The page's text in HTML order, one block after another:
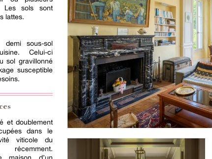
Les sols sont
lattes.
sous-sol
Celui-ci
sol gravillonné
susceptible
et doublement
dans le
viticole du
récemment.